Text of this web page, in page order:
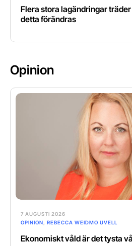
Flera stora lagändringar träder
detta förändras
Opinion
7 AUGUSTI 2026
OPINION
REBECCA WEIDMO UVELL
Ekonomiskt våld är det tysta